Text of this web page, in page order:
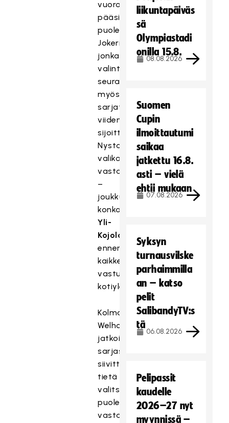
vuoroon
pääsi
puolestaan
Jokerit,
jonka
valinta
seurasi
myös
sarjataulukkoa:
viidenneksi
sijoittunut
Nystars
valikoitui
vastaan
–
joukkueen
konkari
Yli-
Kojola
hehkutti
ennen
kaikkea
vastustajan
kotiyleisöä.
Kolmantena
Welhot
jatkoi
sarjasijoitusten
siivittämää
tietä
valitsi
puolestaan
vastaansa
liikuntapäiväs
sä
Olympiastadi
onilla 15.8.
08.08.2026
Suomen
Cupin
ilmoittautumi
saikaa
jatkettu 16.8.
asti – vielä
ehtii mukaan
07.08.2026
Syksyn
turnausvilske
parhaimmilla
an – katso
pelit
SalibandyTV:s
tä
06.08.2026
Pelipassit
kaudelle
2026–27 nyt
myynnissä –